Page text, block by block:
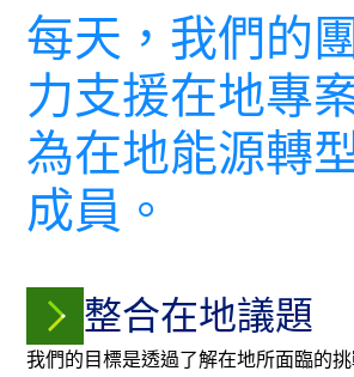
每天，我們的
力支援在地專
為在地能源轉
成員。
整合在地議題
我們的目標是透過了解在地所面臨的